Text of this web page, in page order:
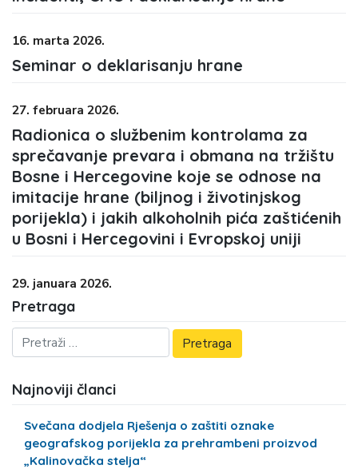
16. marta 2026.
Seminar o deklarisanju hrane
27. februara 2026.
Radionica o službenim kontrolama za
sprečavanje prevara i obmana na tržištu
Bosne i Hercegovine koje se odnose na
imitacije hrane (biljnog i životinjskog
porijekla) i jakih alkoholnih pića zaštićenih
u Bosni i Hercegovini i Evropskoj uniji
29. januara 2026.
Pretraga
Najnoviji članci
Svečana dodjela Rješenja o zaštiti oznake
geografskog porijekla za prehrambeni proizvod
„Kalinovačka stelja“